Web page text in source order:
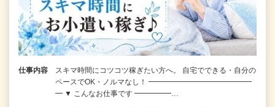
仕事内容
スキマ時間にコツコツ稼ぎたい方へ。 自宅でできる・自分の
ペースでOK・ノルマなし！ ━━━━━━━━━━━━━━
━ ▼ こんなお仕事です ━━━━━…